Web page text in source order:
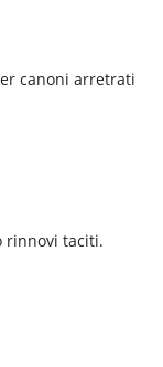
canoni arretrati
rinnovi taciti.